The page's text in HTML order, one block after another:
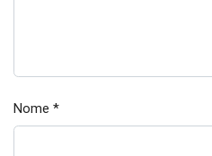
Nome *